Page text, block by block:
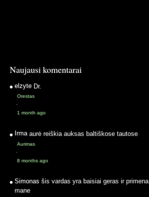
Naujausi komentarai
elzyte Dr.
Orestas
·
1 month ago
Irma aurė reiškia auksas baltiškose tautose
Aurimas
·
8 months ago
Simonas šis vardas yra baisiai geras ir primena
mane